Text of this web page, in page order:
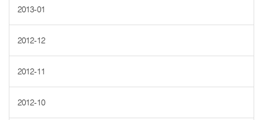
2013-01
2012-12
2012-11
2012-10